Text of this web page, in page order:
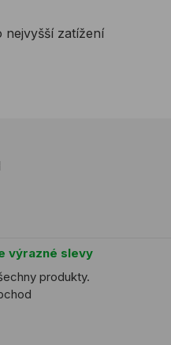
zatížení
výrazné slevy
produkty.